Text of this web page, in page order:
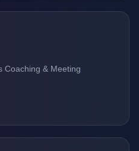
Coaching & Meeting